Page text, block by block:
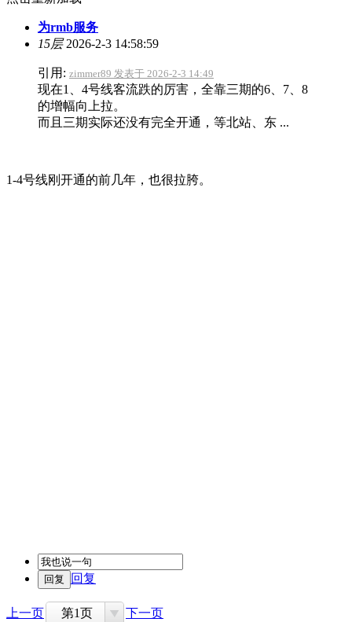
为rmb服务
15层2026-2-3 14:58:59
引用: zimmer89 发表于 2026-2-3 14:49
现在1、4号线客流跌的厉害，全靠三期的6、7、8
的增幅向上拉。
而且三期实际还没有完全开通，等北站、东 ...
1-4号线刚开通的前几年，也很拉胯。
回复
上一页 第1页 下一页